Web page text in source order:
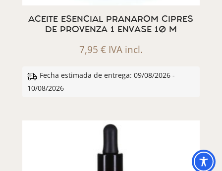
ACEITE ESENCIAL PRANAROM CIPRES
DE PROVENZA 1 ENVASE 10 M
7,95 € IVA incl.
Fecha estimada de entrega: 09/08/2026 -
10/08/2026